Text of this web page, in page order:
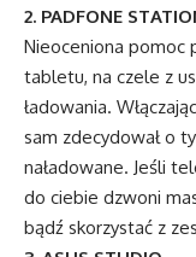
2. PADFONE
Nieoceniona pomoc
tabletu, na czele z
ładowania.
sam zdecydował o
naładowane. Jeśli
do ciebie dzwoni
bądź skorzystać z